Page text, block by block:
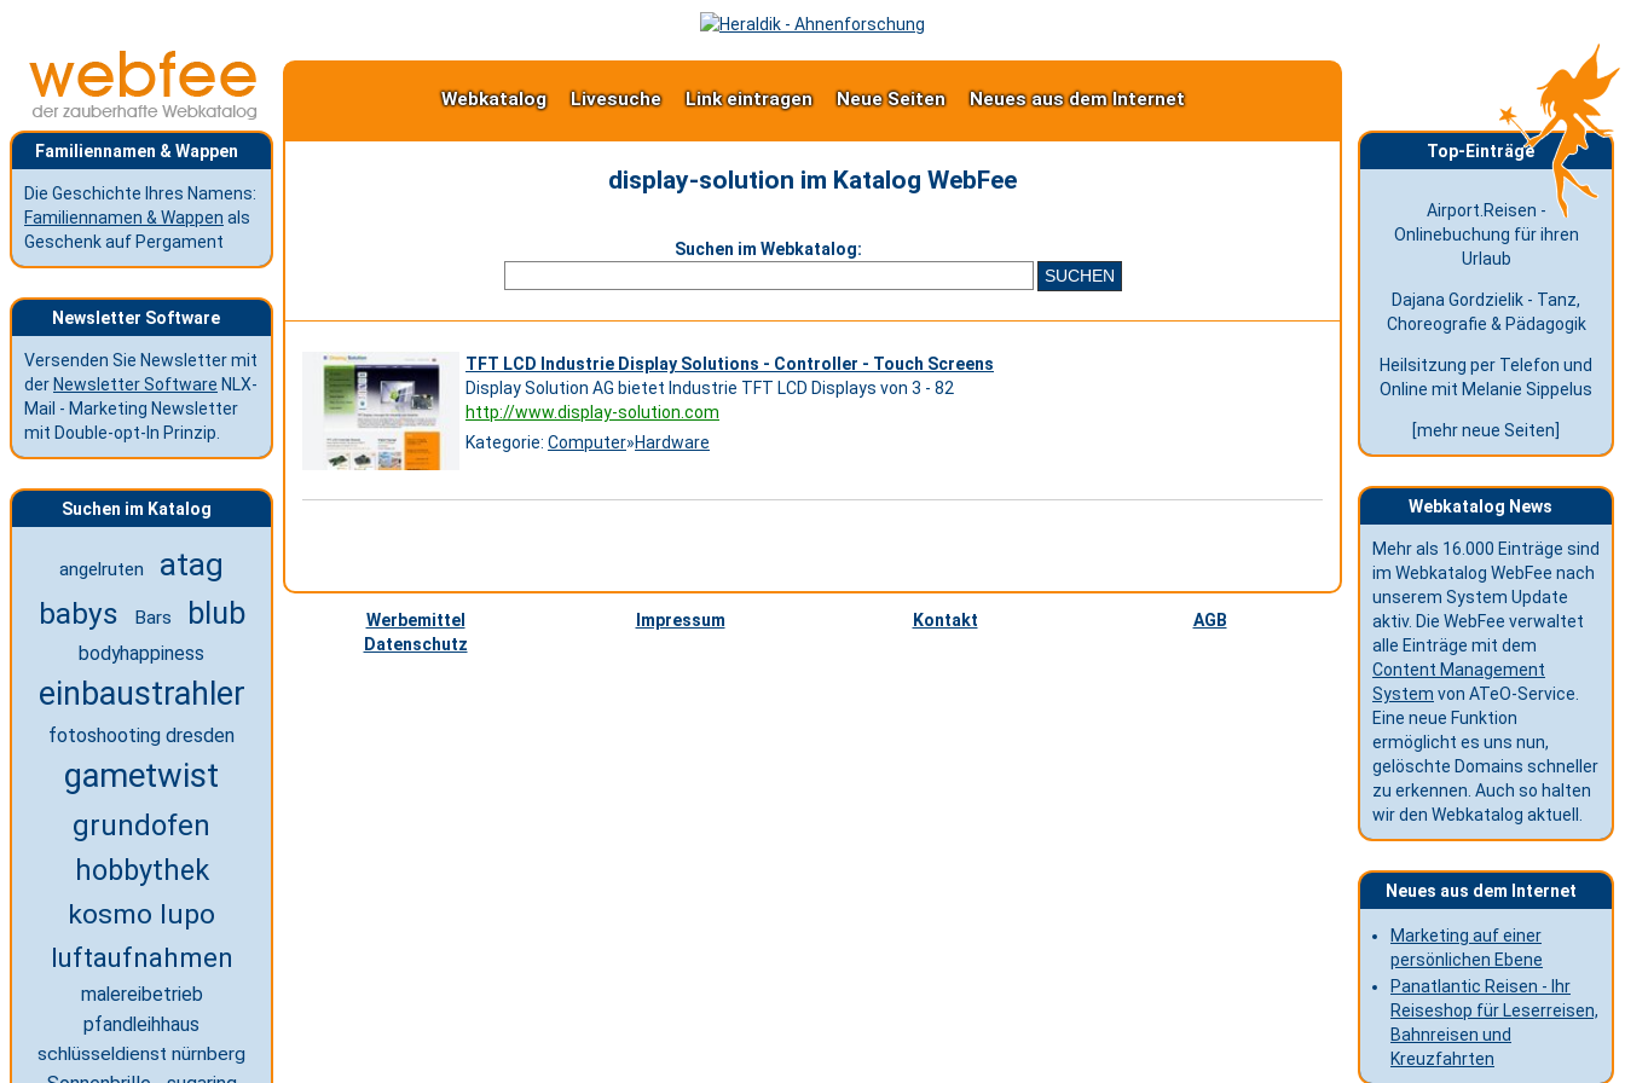
Familiennamen & Wappen
Die Geschichte Ihres Namens:
Familiennamen & Wappen als
Geschenk auf Pergament
Newsletter Software
Versenden Sie Newsletter mit
der Newsletter Software NLX-
Mail - Marketing Newsletter
mit Double-opt-In Prinzip.
Suchen im Katalog
angelruten atag
babys Bars blub
bodyhappiness
einbaustrahler
fotoshooting dresden
gametwist
grundofen
hobbythek
kosmo lupo
luftaufnahmen
malereibetrieb
pfandleihhaus
schlüsseldienst nürnberg
Webkatalog Livesuche Link eintragen Neue Seiten Neues aus dem Internet
display-solution im Katalog WebFee
Suchen im Webkatalog:
TFT LCD Industrie Display Solutions - Controller - Touch Screens
Display Solution AG bietet Industrie TFT LCD Displays von 3 - 82
http://www.display-solution.com
Kategorie: Computer»Hardware
Werbemittel Impressum Kontakt
AGB
Datenschutz
Top-Einträge
Airport.Reisen -
Onlinebuchung für ihren
Urlaub
Dajana Gordzielik - Tanz,
Choreografie & Pädagogik
Heilsitzung per Telefon und
Online mit Melanie Sippelus
[mehr neue Seiten]
Webkatalog News
Mehr als 16.000 Einträge sind
im Webkatalog WebFee nach
unserem System Update
aktiv. Die WebFee verwaltet
alle Einträge mit dem
Content Management
System von ATeO-Service.
Eine neue Funktion
ermöglicht es uns nun,
gelöschte Domains schneller
zu erkennen. Auch so halten
wir den Webkatalog aktuell.
Neues aus dem Internet
Marketing auf einer
persönlichen Ebene
Panatlantic Reisen - Ihr
Reiseshop für Leserreisen,
Bahnreisen und
Kreuzfahrten